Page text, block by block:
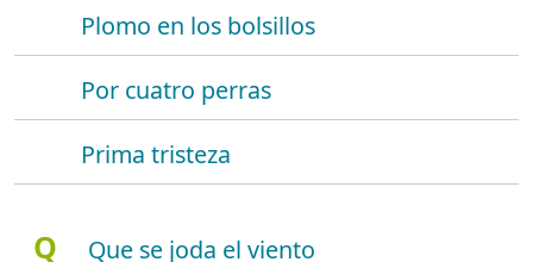
Plomo en los bolsillos
Por cuatro perras
Prima tristeza
Q
Que se joda el viento